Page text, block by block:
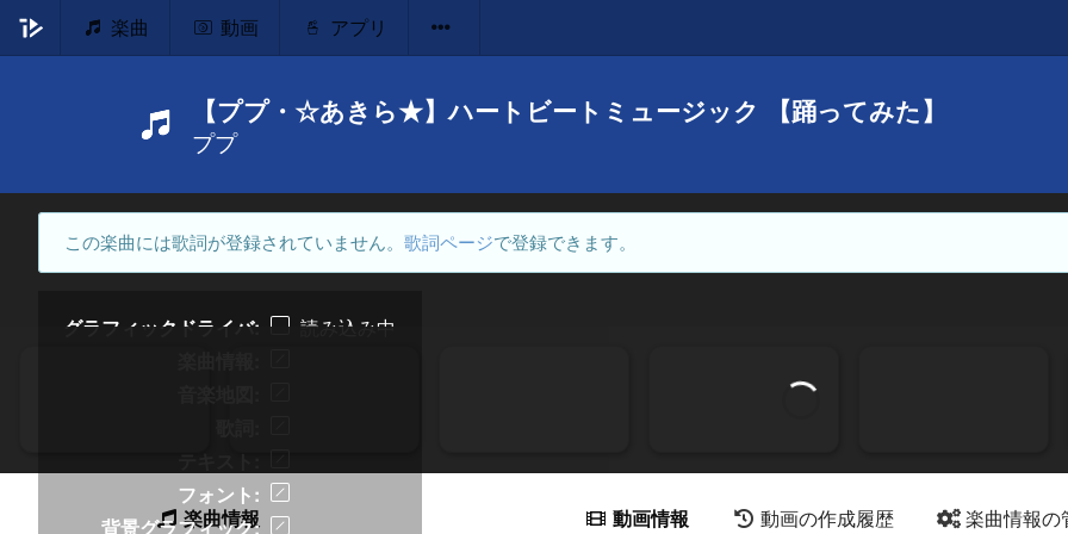
楽曲 動画 アプリ
【ププ・☆あきら★】ハートビートミュージック 【踊ってみた】
ププ
この楽曲には歌詞が登録されていません。 歌詞ページで登録できます。
グラフィックドライバ
読み込み中
フォント
背景グラフィック
楽曲情報 動画情報 動画の作成履歴 楽曲情報の